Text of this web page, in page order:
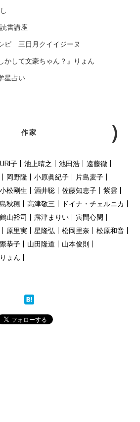
書講座
ピ 三日月クイイジーヌ
かして文豪ちゃん？』りょん
星占い
作家
子 池上晴之 池田浩
遠藤徹
岡野隆 小原眞紀子
片島麦子
小松剛生 酒井聡 佐藤知恵子
紫雲
秋穂 高津敬三
ドイナ・チェルニカ
鶴山裕司 露津まりい
寅間心閑
原里実 星隆弘 松岡里奈
松原和音
恭子 山田隆道
山本俊則
りょん